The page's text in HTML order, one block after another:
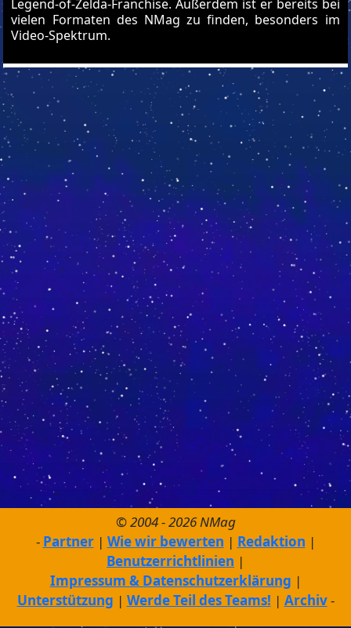
Legend-of-Zelda-Franchise. Außerdem ist er bereits bei
vielen Formaten des NMag zu finden, besonders im
Video-Spektrum.
© 2004 - 2026 NMag
Partner
Wie wir bewerten
Redaktion
Benutzerrichtlinien
Impressum & Datenschutzerklärung
Unterstützung
Werde Teil des Teams! Archiv